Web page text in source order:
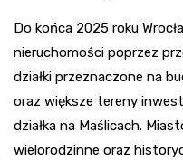
Do końca 2025 roku
nieruchomości poprzez
działki przeznaczone na
oraz większe tereny
działka na Maślicach.
wielorodzinne oraz